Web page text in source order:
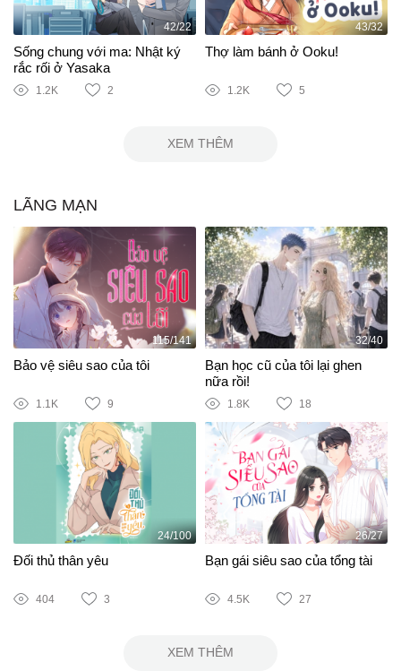
42/22
Sống chung với ma: Nhật ký
rắc rối ở Yasaka
1.2K 2
43/32
Thợ làm bánh ở Ooku!
1.2K 5
XEM THÊM
LÃNG MẠN
115/141
Bảo vệ siêu sao của tôi
1.1K 9
32/40
Bạn học cũ của tôi lại ghen
nữa rồi!
1.8K 18
24/100
Đối thủ thân yêu
404 3
26/27
Bạn gái siêu sao của tổng tài
4.5K 27
XEM THÊM